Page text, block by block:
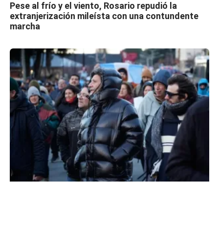
Pese al frío y el viento, Rosario repudió la
extranjerización mileísta con una contundente
marcha